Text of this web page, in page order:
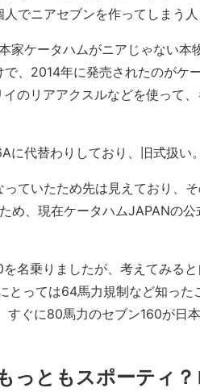
でニアセブンを作ってしまう人
家ケータハムがニアじゃない本
、2014年に発売されたのがケ
のリアアクスルなどを使って
に代替わりしており、旧式扱い。
ていたため先は見えており、
め、現在ケータハムJAPANの
名乗りましたが、考えてみる
とっては64馬力規制など知った
すぐに80馬力のセブン160が日
っともスポーティ